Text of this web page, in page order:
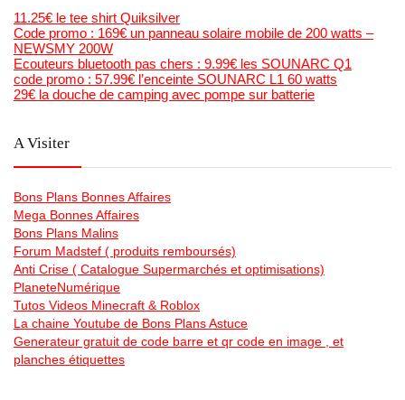
11.25€ le tee shirt Quiksilver
Code promo : 169€ un panneau solaire mobile de 200 watts –
NEWSMY 200W
Ecouteurs bluetooth pas chers : 9.99€ les SOUNARC Q1
code promo : 57.99€ l’enceinte SOUNARC L1 60 watts
29€ la douche de camping avec pompe sur batterie
A Visiter
Bons Plans Bonnes Affaires
Mega Bonnes Affaires
Bons Plans Malins
Forum Madstef ( produits remboursés)
Anti Crise ( Catalogue Supermarchés et optimisations)
PlaneteNumérique
Tutos Videos Minecraft & Roblox
La chaine Youtube de Bons Plans Astuce
Generateur gratuit de code barre et qr code en image , et
planches étiquettes